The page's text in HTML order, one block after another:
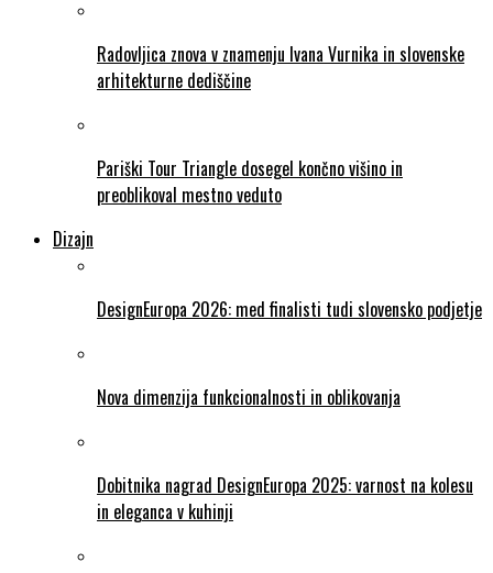
Radovljica znova v znamenju Ivana Vurnika in slovenske
arhitekturne dediščine
Pariški Tour Triangle dosegel končno višino in
preoblikoval mestno veduto
Dizajn
DesignEuropa 2026: med finalisti tudi slovensko podjetje
Nova dimenzija funkcionalnosti in oblikovanja
Dobitnika nagrad DesignEuropa 2025: varnost na kolesu
in eleganca v kuhinji